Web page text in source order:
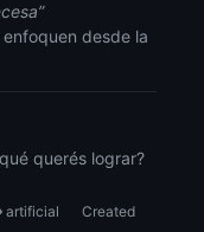
desde la
querés lograr?
artificial
Created